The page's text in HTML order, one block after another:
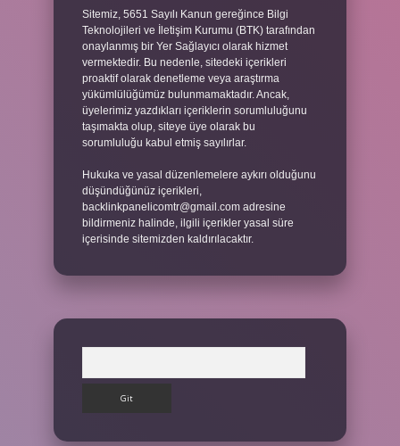
Sitemiz, 5651 Sayılı Kanun gereğince Bilgi
Teknolojileri ve İletişim Kurumu (BTK) tarafından
onaylanmış bir Yer Sağlayıcı olarak hizmet
vermektedir. Bu nedenle, sitedeki içerikleri
proaktif olarak denetleme veya araştırma
yükümlülüğümüz bulunmamaktadır. Ancak,
üyelerimiz yazdıkları içeriklerin sorumluluğunu
taşımakta olup, siteye üye olarak bu
sorumluluğu kabul etmiş sayılırlar.
Hukuka ve yasal düzenlemelere aykırı olduğunu
düşündüğünüz içerikleri,
backlinkpanelicomtr@gmail.com adresine
bildirmeniz halinde, ilgili içerikler yasal süre
içerisinde sitemizden kaldırılacaktır.